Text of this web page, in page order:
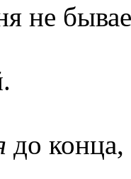
не
до конца,